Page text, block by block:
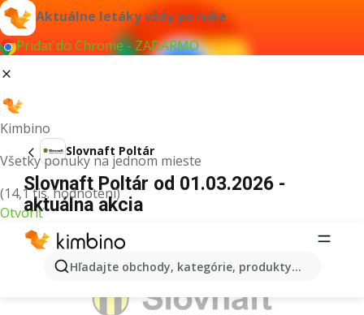
Aktuálne letáky vždy po ruke
Pridať do Chrome - ZADARMO
Kimbino
Všetky ponuky na jednom mieste
(14,1 tis. hodnotení)
Otvoriť
Hľadajte obchody, kategórie, produkty...
Slovnaft Poltár
Slovnaft Poltár od 01.03.2026 -
aktuálna akcia